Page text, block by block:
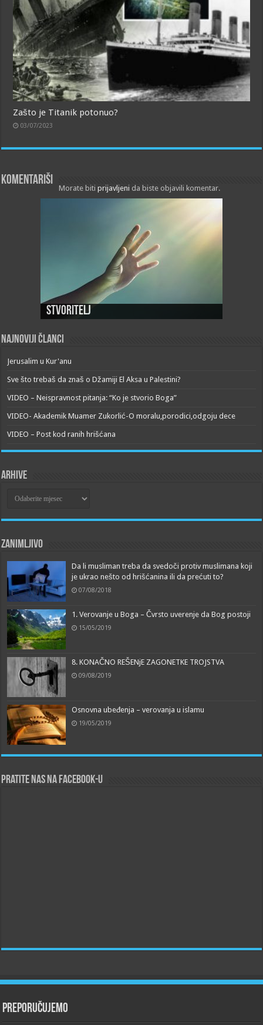
Zašto je Titanik potonuo?
03/07/2023
Komentariši
Morate bitiprijavljeni da biste objavili komentar.
Stvoritelj
Najnoviji članci
Jerusalim u Kur'anu
Sve što trebaš da znaš o Džamiji El Aksa u Palestini?
VIDEO – Neispravnost pitanja: “Ko je stvorio Boga”
VIDEO- Akademik Muamer Zukorlić-O moralu,porodici,odgoju dece
VIDEO – Post kod ranih hrišćana
Arhive
Zanimljivo
Da li musliman treba da svedoči protiv muslimana koji
je ukrao nešto od hrišćanina ili da prećuti to?
07/08/2018
1. Verovanje u Boga – Čvrsto uverenje da Bog postoji
15/05/2019
8. KONAČNO REŠENjE ZAGONETKE TROJSTVA
09/08/2019
Osnovna ubeđenja – verovanja u islamu
19/05/2019
Pratite nas na Facebook-u
Preporučujemo